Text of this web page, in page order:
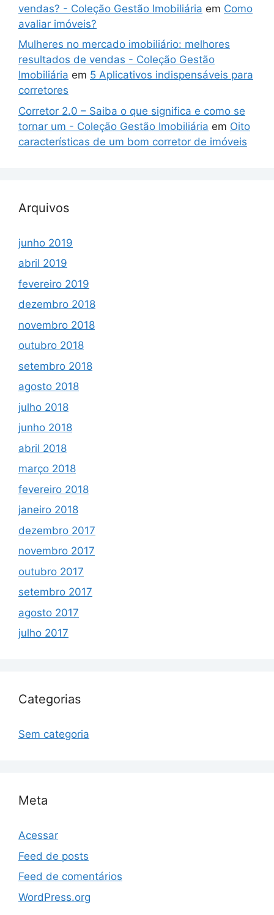
vendas? - Coleção Gestão Imobiliária em Como
avaliar imóveis?
Mulheres no mercado imobiliário: melhores
resultados de vendas - Coleção Gestão
Imobiliária em 5 Aplicativos indispensáveis para
corretores
Corretor 2.0 – Saiba o que significa e como se
tornar um - Coleção Gestão Imobiliária em Oito
características de um bom corretor de imóveis
Arquivos
junho 2019
abril 2019
fevereiro 2019
dezembro 2018
novembro 2018
outubro 2018
setembro 2018
agosto 2018
julho 2018
junho 2018
abril 2018
março 2018
fevereiro 2018
janeiro 2018
dezembro 2017
novembro 2017
outubro 2017
setembro 2017
agosto 2017
julho 2017
Categorias
Sem categoria
Meta
Acessar
Feed de posts
Feed de comentários
WordPress.org